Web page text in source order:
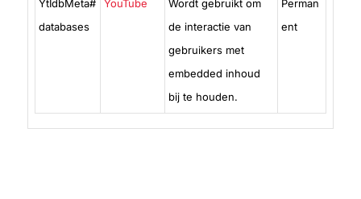
YtIdbMeta#
databases
YouTube
Wordt gebruikt om
de interactie van
gebruikers met
embedded inhoud
bij te houden.
Perman
ent